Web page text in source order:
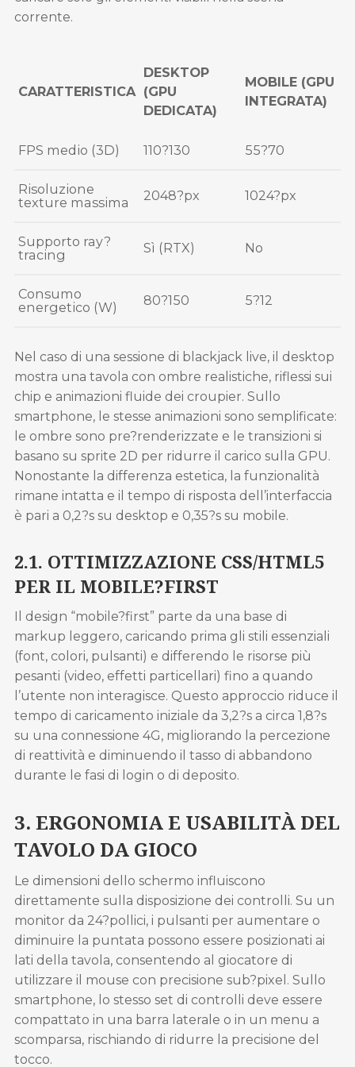
corrente.
CARATTERISTICA
DESKTOP
(GPU
DEDICATA)
MOBILE (GPU
INTEGRATA)
FPS medio (3D) 110?130 55?70
Risoluzione
texture massima
2048?px 1024?px
Supporto ray?
tracing
Sì (RTX) No
Consumo
energetico (W)
80?150 5?12
Nel caso di una sessione di blackjack live, il desktop
mostra una tavola con ombre realistiche, riflessi sui
chip e animazioni fluide dei croupier. Sullo
smartphone, le stesse animazioni sono semplificate:
le ombre sono pre?renderizzate e le transizioni si
basano su sprite 2D per ridurre il carico sulla GPU.
Nonostante la differenza estetica, la funzionalità
rimane intatta e il tempo di risposta dell’interfaccia
è pari a 0,2?s su desktop e 0,35?s su mobile.
2.1. OTTIMIZZAZIONE CSS/HTML5
PER IL MOBILE?FIRST
Il design “mobile?first” parte da una base di
markup leggero, caricando prima gli stili essenziali
(font, colori, pulsanti) e differendo le risorse più
pesanti (video, effetti particellari) fino a quando
l’utente non interagisce. Questo approccio riduce il
tempo di caricamento iniziale da 3,2?s a circa 1,8?s
su una connessione 4G, migliorando la percezione
di reattività e diminuendo il tasso di abbandono
durante le fasi di login o di deposito.
3. ERGONOMIA E USABILITÀ DEL
TAVOLO DA GIOCO
Le dimensioni dello schermo influiscono
direttamente sulla disposizione dei controlli. Su un
monitor da 24?pollici, i pulsanti per aumentare o
diminuire la puntata possono essere posizionati ai
lati della tavola, consentendo al giocatore di
utilizzare il mouse con precisione sub?pixel. Sullo
smartphone, lo stesso set di controlli deve essere
compattato in una barra laterale o in un menu a
scomparsa, rischiando di ridurre la precisione del
tocco.